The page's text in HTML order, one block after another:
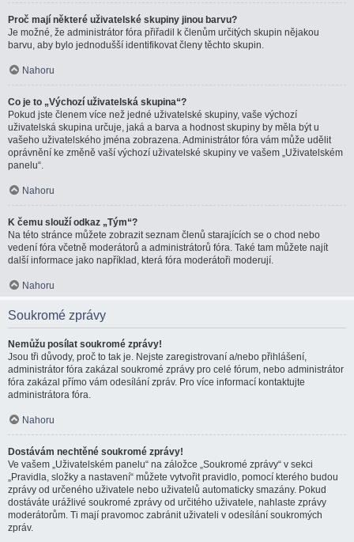
Proč mají některé uživatelské skupiny jinou barvu?
Je možné, že administrátor fóra přiřadil k členům určitých skupin nějakou
barvu, aby bylo jednodušší identifikovat členy těchto skupin.
Nahoru
Co je to „Výchozí uživatelská skupina“?
Pokud jste členem více než jedné uživatelské skupiny, vaše výchozí
uživatelská skupina určuje, jaká a barva a hodnost skupiny by měla být u
vašeho uživatelského jména zobrazena. Administrátor fóra vám může udělit
oprávnění ke změně vaší výchozí uživatelské skupiny ve vašem „Uživatelském
panelu“.
Nahoru
K čemu slouží odkaz „Tým“?
Na této stránce můžete zobrazit seznam členů starajících se o chod nebo
vedení fóra včetně moderátorů a administrátorů fóra. Také tam můžete najít
další informace jako například, která fóra moderátoři moderují.
Nahoru
Soukromé zprávy
Nemůžu posílat soukromé zprávy!
Jsou tři důvody, proč to tak je. Nejste zaregistrovaní a/nebo přihlášení,
administrátor fóra zakázal soukromé zprávy pro celé fórum, nebo administrátor
fóra zakázal přímo vám odesílání zpráv. Pro více informací kontaktujte
administrátora fóra.
Nahoru
Dostávám nechtěné soukromé zprávy!
Ve vašem „Uživatelském panelu“ na záložce „Soukromé zprávy“ v sekci
„Pravidla, složky a nastavení“ můžete vytvořit pravidlo, pomocí kterého budou
zprávy od určeného uživatele nebo uživatelů automaticky smazány. Pokud
dostáváte urážlivé soukromé zprávy od určitého uživatele, nahlaste zprávy
moderátorům. Ti mají pravomoc zabránit uživateli v odesílání soukromých
zpráv.